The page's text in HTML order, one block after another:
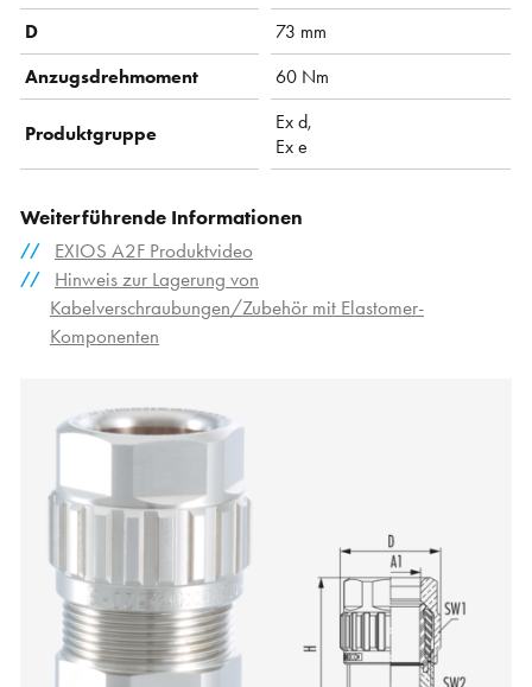
D
73 mm
Anzugsdrehmoment
60 Nm
Produktgruppe
Ex d,
Ex e
Weiterführende Informationen
EXIOS A2F Produktvideo
Hinweis zur Lagerung von
Kabelverschraubungen/Zubehör mit Elastomer-
Komponenten